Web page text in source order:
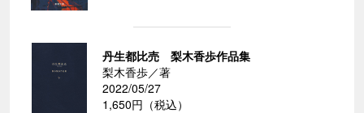
丹生都比売 梨木香歩作品集
梨木香歩／著
2022/05/27
1,650円（税込）